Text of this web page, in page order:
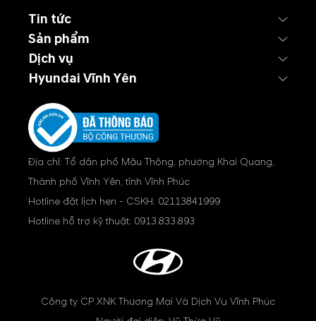
Tin tức
Sản phẩm
Dịch vụ
Hyundai Vĩnh Yên
Địa chỉ: Tổ dân phố Mậu Thông, phường Khai Quang,
Thành phố Vĩnh Yên, tỉnh Vĩnh Phúc
Hotline đặt lịch hẹn - CSKH: 02113841999
Hotline hỗ trợ kỹ thuật: 0913.833.893
Công ty CP XNK Thương Mại Và Dịch Vụ Vĩnh Phúc